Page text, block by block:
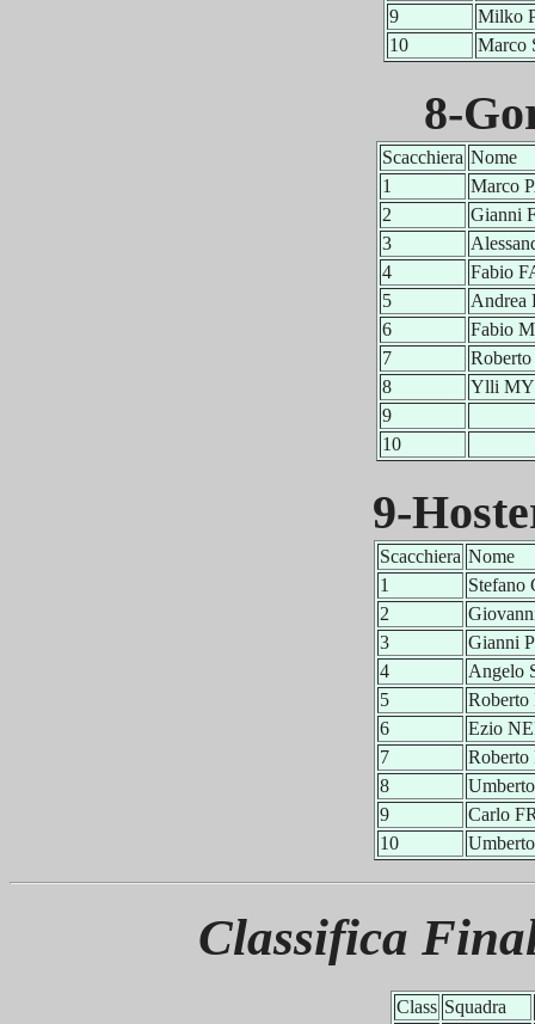
9
Milko
10
Marco
8-
Scacchiera Nome
1
Marco
2
Gianni
3
4
Fabio
5
6
Fabio
7
8
Ylli
9
10
9-
Scacchiera Nome
1
Stefano
2
3
Gianni
4
Angelo
5
6
Ezio
7
8
9
Carlo
10
Classifica
Class Squadra